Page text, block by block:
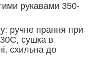
рукавами 350-
ручне прання при
сушка в
схильна до